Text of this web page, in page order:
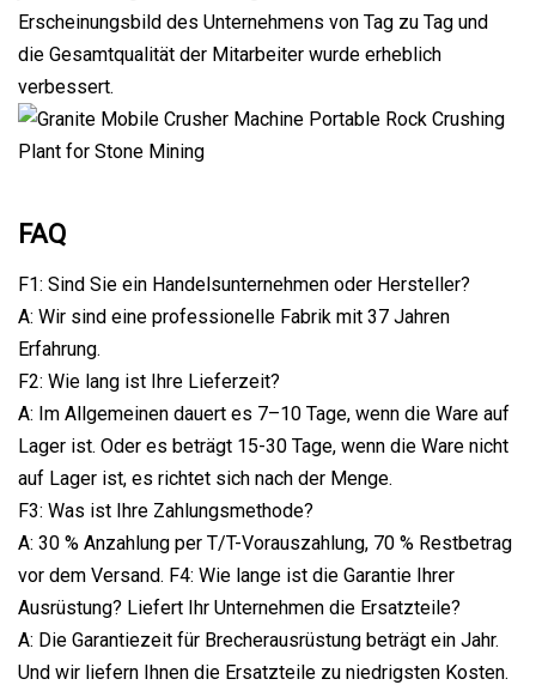
Erscheinungsbild des Unternehmens von Tag zu Tag und
die Gesamtqualität der Mitarbeiter wurde erheblich
verbessert.
FAQ
F1: Sind Sie ein Handelsunternehmen oder Hersteller?
A: Wir sind eine professionelle Fabrik mit 37 Jahren
Erfahrung.
F2: Wie lang ist Ihre Lieferzeit?
A: Im Allgemeinen dauert es 7–10 Tage, wenn die Ware auf
Lager ist. Oder es beträgt 15-30 Tage, wenn die Ware nicht
auf Lager ist, es richtet sich nach der Menge.
F3: Was ist Ihre Zahlungsmethode?
A: 30 % Anzahlung per T/T-Vorauszahlung, 70 % Restbetrag
vor dem Versand. F4: Wie lange ist die Garantie Ihrer
Ausrüstung? Liefert Ihr Unternehmen die Ersatzteile?
A: Die Garantiezeit für Brecherausrüstung beträgt ein Jahr.
Und wir liefern Ihnen die Ersatzteile zu niedrigsten Kosten.